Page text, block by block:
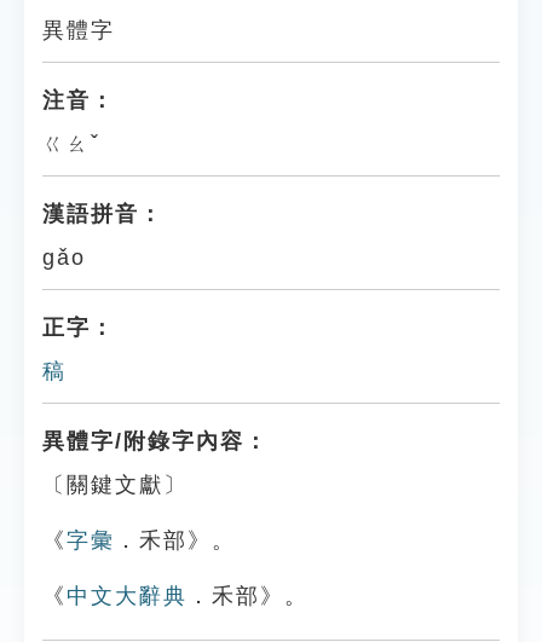
異體字
注音：
ㄍㄠˇ
漢語拼音：
gǎo
正字：
稿
異體字/附錄字內容：
〔關鍵文獻〕
《字彙 ．禾部》。
《 中文大辭典 ．禾部》。